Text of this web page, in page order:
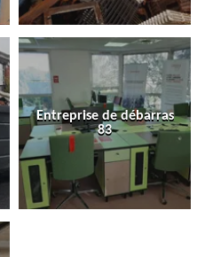
Entreprise de débarras
83